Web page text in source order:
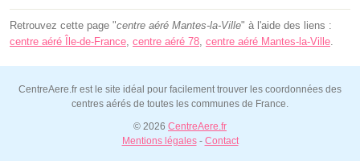
Retrouvez cette page "centre aéré Mantes-la-Ville" à l'aide des liens :
centre aéré Île-de-France, centre aéré 78, centre aéré Mantes-la-Ville.
CentreAere.fr est le site idéal pour facilement trouver les coordonnées des
centres aérés de toutes les communes de France.
© 2026 CentreAere.fr
Mentions légales- Contact